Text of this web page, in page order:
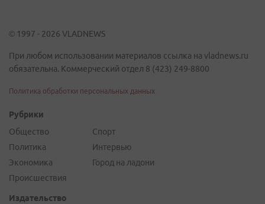
© 1997 - 2026 VLADNEWS
При любом использовании материалов ссылка на vladnews.ru
обязательна. Коммерческий отдел 8 (423) 249-8800
Политика обработки персональных данных
Рубрики
Общество
Политика
Экономика
Происшествия
Спорт
Интервью
Город на ладони
Издательство